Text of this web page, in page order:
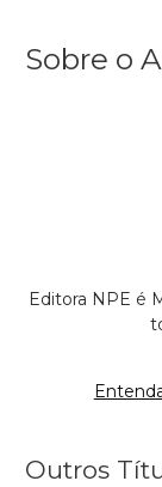
Sobre o
Editora NPE é
Outros